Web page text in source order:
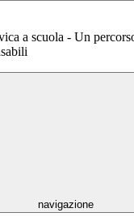
a scuola - Un
navigazione